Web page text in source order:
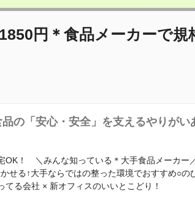
円＊食品メーカーで規
品の「安心・安全」を支えるやりがい
OK！ ＼みんな知っている＊大手食品メーカー
せる↑大手ならではの整った環境でおすすめ○の
てる会社 × 新オフィスのいいとこどり！